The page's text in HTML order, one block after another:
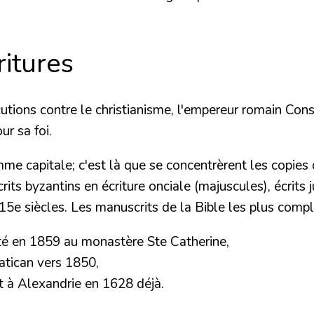
contre le christianisme, l'empereur romain
sa foi.
capitale; c'est là que se concentrèrent les
byzantins en écriture onciale (majuscules), écrits
siècles. Les manuscrits de la Bible les plus
en 1859 au monastère Ste Catherine,
vers 1850,
Alexandrie en 1628 déjà.